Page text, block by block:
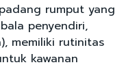
rumput yang
penyendiri,
memiliki rutinitas
kawanan